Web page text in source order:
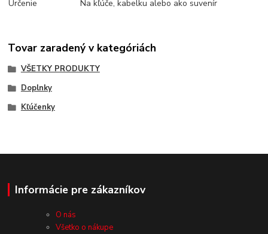
Určenie
Na kľúče, kabelku alebo ako suvenír
Tovar zaradený v kategóriách
VŠETKY PRODUKTY
Doplnky
Kľúčenky
Informácie pre zákazníkov
O nás
Všetko o nákupe